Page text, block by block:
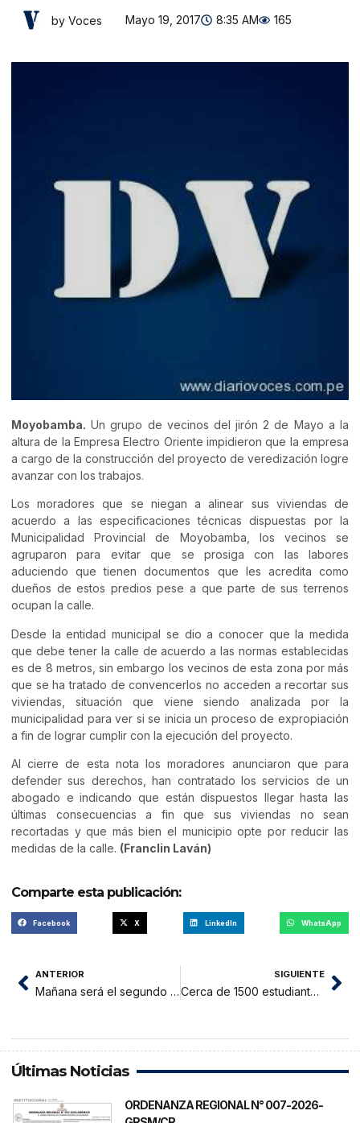
by Voces Mayo 19, 2017 8:35 AM 165
Moyobamba. Un grupo de vecinos del jirón 2 de Mayo a la
altura de la Empresa Electro Oriente impidieron que la empresa
a cargo de la construcción del proyecto de veredización logre
avanzar con los trabajos.
Los moradores que se niegan a alinear sus viviendas de
acuerdo a las especificaciones técnicas dispuestas por la
Municipalidad Provincial de Moyobamba, los vecinos se
agruparon para evitar que se prosiga con las labores
aduciendo que tienen documentos que les acredita como
dueños de estos predios pese a que parte de sus terrenos
ocupan la calle.
Desde la entidad municipal se dio a conocer que la medida
que debe tener la calle de acuerdo a las normas establecidas
es de 8 metros, sin embargo los vecinos de esta zona por más
que se ha tratado de convencerlos no acceden a recortar sus
viviendas, situación que viene siendo analizada por la
municipalidad para ver si se inicia un proceso de expropiación
a fin de lograr cumplir con la ejecución del proyecto.
Al cierre de esta nota los moradores anunciaron que para
defender sus derechos, han contratado los servicios de un
abogado e indicando que están dispuestos llegar hasta las
últimas consecuencias a fin que sus viviendas no sean
recortadas y que más bien el municipio opte por reducir las
medidas de la calle. (Franclin Laván)
Comparte esta publicación:
Facebook X LinkedIn WhatsApp
ANTERIOR
Mañana será el segundo ensayo para participar en Récord Guinness
SIGUIENTE
Cerca de 1500 estudiantes visitaron Museo Departamental
Últimas Noticias
ORDENANZA REGIONAL N° 007-2026-